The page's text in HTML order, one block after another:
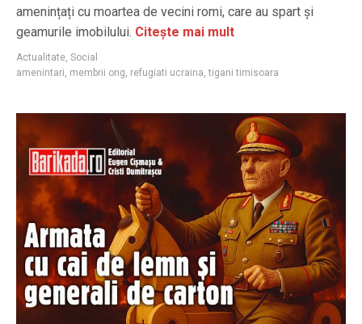
amenințați cu moartea de vecini romi, care au spart și
geamurile imobilului. Citește mai mult
Actualitate, Social
amenintari, membrii ong, refugiati ucraina,tigani timisoara